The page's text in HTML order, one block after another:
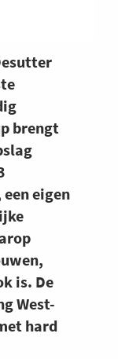
brengt
eigen
is. De
West-
hard